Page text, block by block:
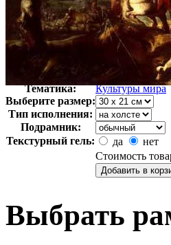
Автор:
Кастильоне
Арт-стиль
Итальянская
Тематика:
Культуры мира
Выберите размер:
Тип исполнения:
Подрамник:
Текстурный гель:
да
нет
Стоимость
Выбрать